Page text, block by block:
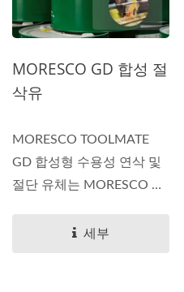
MORESCO GD 합성 절
삭유
MORESCO TOOLMATE
GD 합성형 수용성 연삭 및
절단 유체는 MORESCO 일
세부